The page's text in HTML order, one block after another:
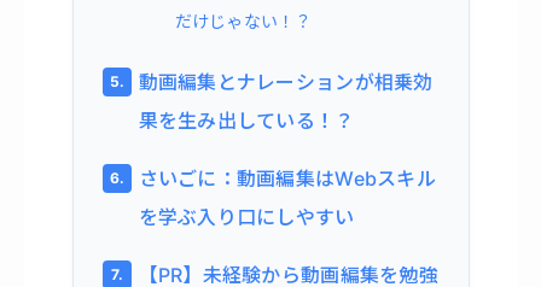
だけじゃない！？
動画編集とナレーションが相乗効
果を生み出している！？
さいごに：動画編集はWebスキル
を学ぶ入り口にしやすい
【PR】未経験から動画編集を勉強